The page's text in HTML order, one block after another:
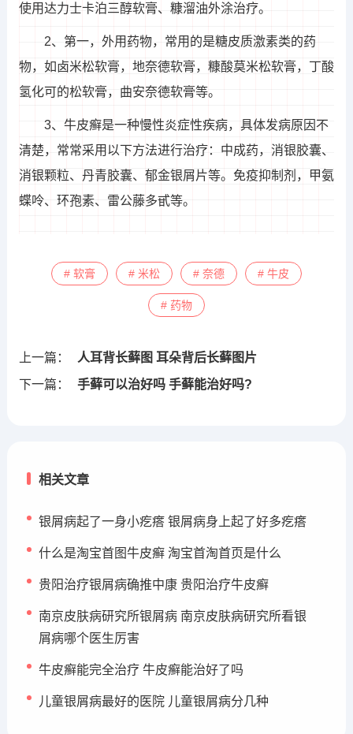
使用达力士卡泊三醇软膏、糠溜油外涂治疗。
2、第一，外用药物，常用的是糖皮质激素类的药
物，如卤米松软膏，地奈德软膏，糠酸莫米松软膏，丁酸
氢化可的松软膏，曲安奈德软膏等。
3、牛皮癣是一种慢性炎症性疾病，具体发病原因不
清楚，常常采用以下方法进行治疗：中成药，消银胶囊、
消银颗粒、丹青胶囊、郁金银屑片等。免疫抑制剂，甲氨
蝶呤、环孢素、雷公藤多甙等。
# 软膏 # 米松 # 奈德 # 牛皮
# 药物
上一篇：
人耳背长藓图 耳朵背后长藓图片
下一篇：
手藓可以治好吗 手藓能治好吗?
相关文章
银屑病起了一身小疙瘩 银屑病身上起了好多疙瘩
什么是淘宝首图牛皮癣 淘宝首淘首页是什么
贵阳治疗银屑病确推中康 贵阳治疗牛皮癣
南京皮肤病研究所银屑病 南京皮肤病研究所看银
屑病哪个医生厉害
牛皮癣能完全治疗 牛皮癣能治好了吗
儿童银屑病最好的医院 儿童银屑病分几种